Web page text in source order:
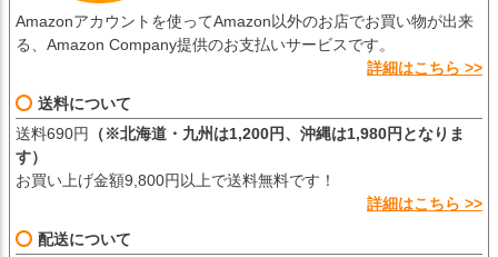
Amazonアカウントを使ってAmazon以外のお店でお買い物が出来
る、Amazon Company提供のお支払いサービスです。
詳細はこちら >>
送料について
送料690円
（※北海道・九州は1,200円、沖縄は1,980円となりま
す）
お買い上げ金額9,800円以上で送料無料です！
詳細はこちら >>
配送について